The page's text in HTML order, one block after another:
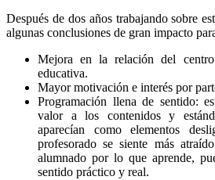
Después de dos años trabajando sobre
algunas conclusiones de gran impacto
Mejora en la relación del
educativa.
Mayor motivación e interés por
Programación llena de sentido:
valor a los contenidos y
aparecían como elementos
profesorado se siente más
alumnado por lo que aprende,
sentido práctico y real.